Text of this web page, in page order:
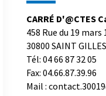
CARRÉ D'@CTES
458 Rue du 19 mars
30800 SAINT GILLES
Tél: 04 66 87 32 05
Fax: 04.66.87.39.96
Mail :